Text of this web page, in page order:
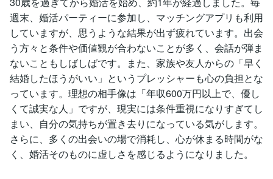
週末、婚活パーティーに参加し、マッチングアプリも利用
していますが、思うような結果が出ず疲れています。出会
う方々と条件や価値観が合わないことが多く、会話が弾ま
ないこともしばしばです。また、家族や友人からの「早く
結婚したほうがいい」というプレッシャーも心の負担とな
っています。理想の相手像は「年収600万円以上で、優し
くて誠実な人」ですが、現実には条件重視になりすぎてし
まい、自分の気持ちが置き去りになっている気がします。
さらに、多くの出会いの場で消耗し、心が休まる時間がな
く、婚活そのものに虚しさを感じるようになりました。